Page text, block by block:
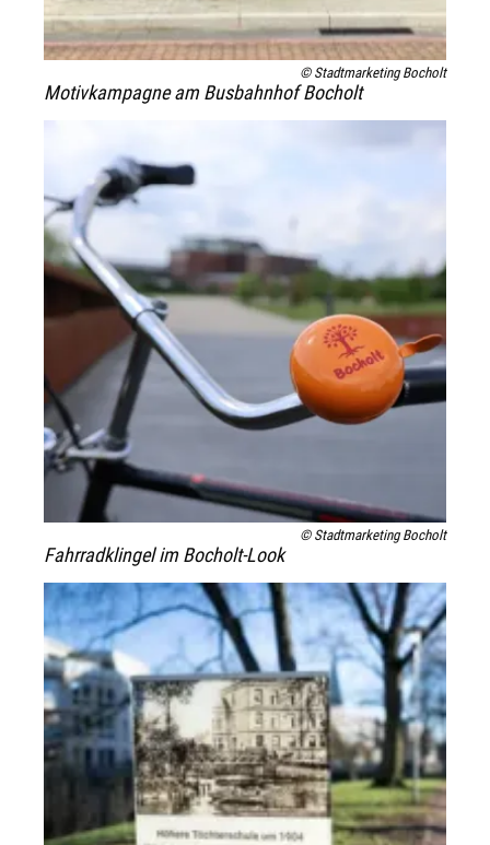
© Stadtmarketing Bocholt
Motivkampagne am Busbahnhof Bocholt
© Stadtmarketing Bocholt
Fahrradklingel im Bocholt-Look